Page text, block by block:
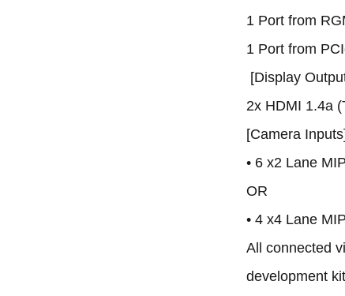
1 Port from
1 Port from
[Display
2x HDMI 1.4a
[Camera Inputs]
• 6 x2 Lane
OR
• 4 x4 Lane
All connected
development